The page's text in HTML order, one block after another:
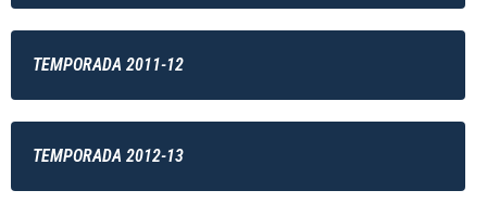
TEMPORADA 2011-12
TEMPORADA 2012-13